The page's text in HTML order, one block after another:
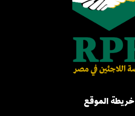
خريطة الموقع